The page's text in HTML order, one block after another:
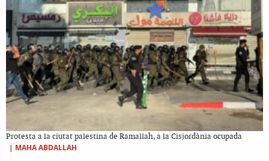
Protesta a la ciutat palestina de Ramallah, a la Cisjordània ocupada
| MAHA ABDALLAH